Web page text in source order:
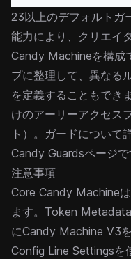
23以上のデフォルトガ
能力により、クリエイ
Candy Machineを構成
プに整理して、異なる
を定義することもでき
けのアーリーアクセス
ト）。ガードについて
Candy Guardsページで
注意事項
Core Candy Machineは
ます。Token
にCandy Machine V3
Config Line Settingsを